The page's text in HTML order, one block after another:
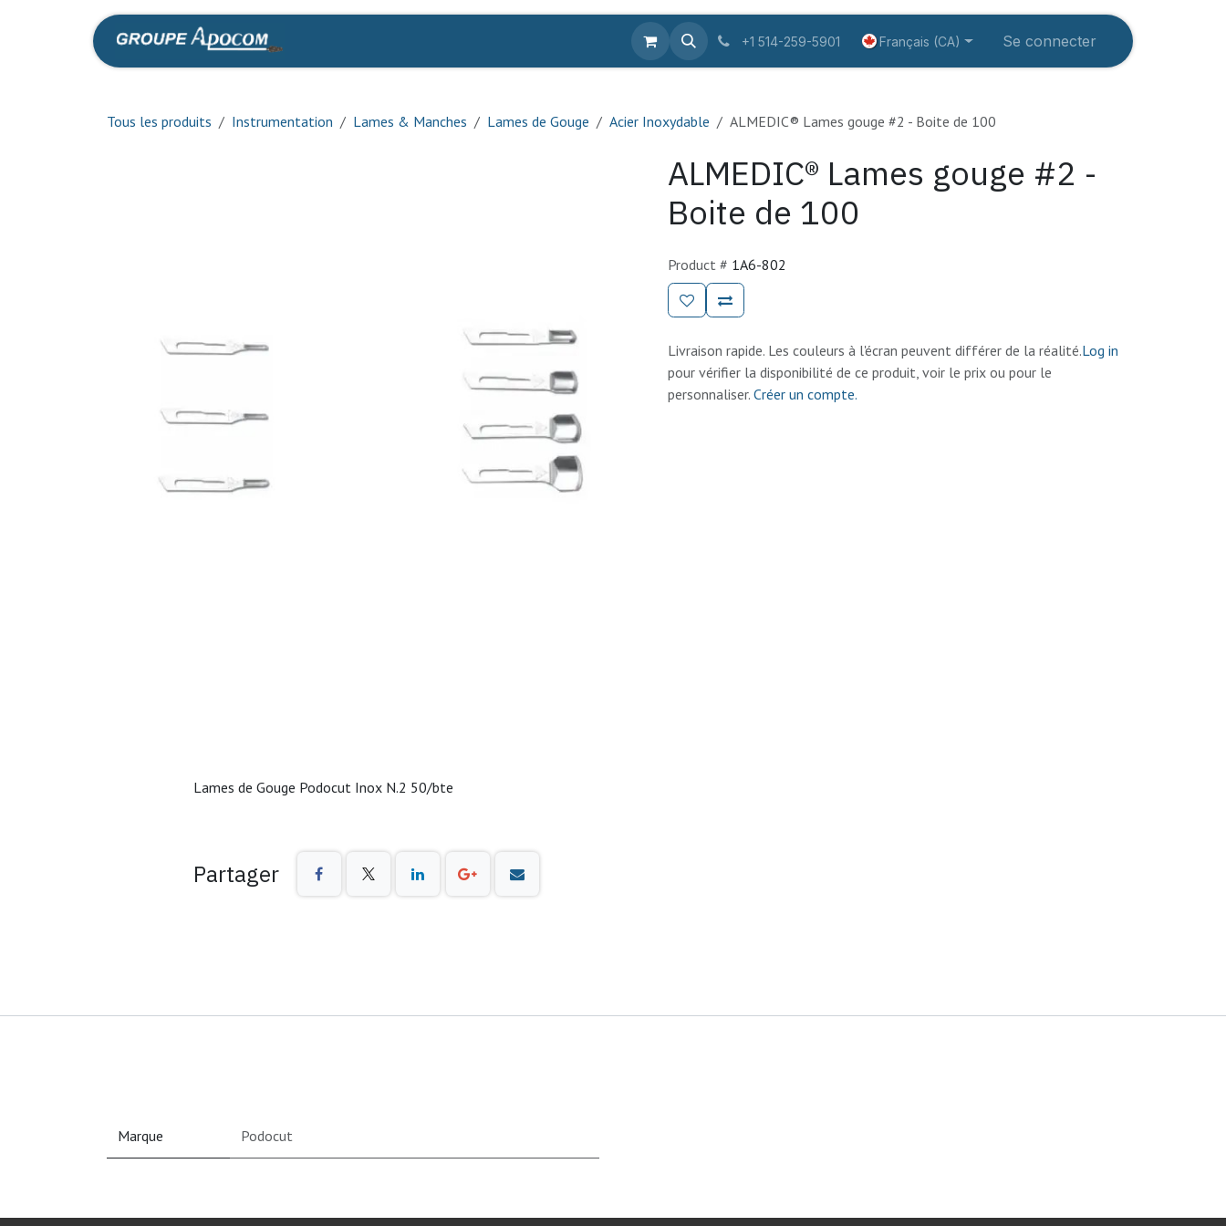
Se rendre au contenu
Fournitures Pro Services Éducation À propos Créer un compte
+1 514-259-5901 Français (CA) Se connecter
Tous les produits Instrumentation Lames & Manches Lames de Gouge Acier Inoxydable ALMEDIC® Lames gouge #2 - Boite de 100
ALMEDIC® Lames gouge #2 -
Boite de 100
Product # 1A6-802
Livraison rapide. Les couleurs à l'écran peuvent différer de la réalité.Log in
pour vérifier la disponibilité de ce produit, voir le prix ou pour le
personnaliser. Créer un compte.
Lames de Gouge Podocut Inox N.2 50/bte
Partager
Marque Podocut